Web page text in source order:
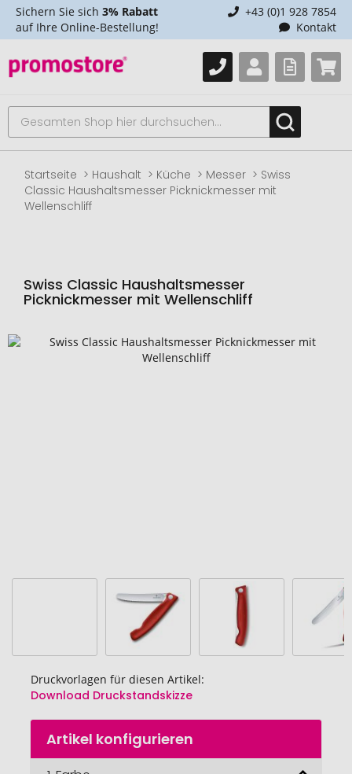
Sichern Sie sich 3% Rabatt
auf Ihre Online-Bestellung!
+43 (0)1 928 7854
Kontakt
Startseite Haushalt Küche Messer
Swiss
Classic Haushaltsmesser Picknickmesser mit
Wellenschliff
Swiss Classic Haushaltsmesser
Picknickmesser mit Wellenschliff
Zum
Druckvorlagen für diesen Artikel:
Download Druckstandskizze
Zum
AnfangArtikel konfigurieren